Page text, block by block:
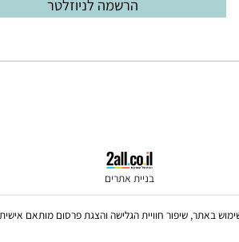
בניית אתרים